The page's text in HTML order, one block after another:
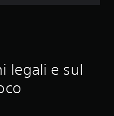
a
t
legali e sul